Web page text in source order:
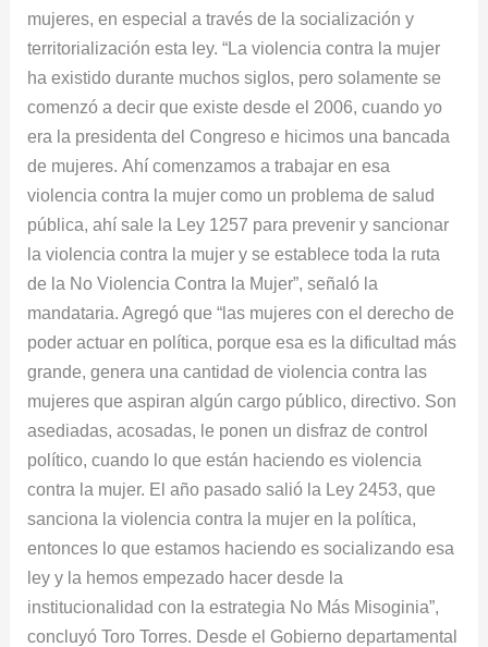
mujeres, en especial a través de la socialización y
territorialización esta ley. “La violencia contra la mujer
ha existido durante muchos siglos, pero solamente se
comenzó a decir que existe desde el 2006, cuando yo
era la presidenta del Congreso e hicimos una bancada
de mujeres. Ahí comenzamos a trabajar en esa
violencia contra la mujer como un problema de salud
pública, ahí sale la Ley 1257 para prevenir y sancionar
la violencia contra la mujer y se establece toda la ruta
de la No Violencia Contra la Mujer”, señaló la
mandataria. Agregó que “las mujeres con el derecho de
poder actuar en política, porque esa es la dificultad más
grande, genera una cantidad de violencia contra las
mujeres que aspiran algún cargo público, directivo. Son
asediadas, acosadas, le ponen un disfraz de control
político, cuando lo que están haciendo es violencia
contra la mujer. El año pasado salió la Ley 2453, que
sanciona la violencia contra la mujer en la política,
entonces lo que estamos haciendo es socializando esa
ley y la hemos empezado hacer desde la
institucionalidad con la estrategia No Más Misoginia”,
concluyó Toro Torres. Desde el Gobierno departamental